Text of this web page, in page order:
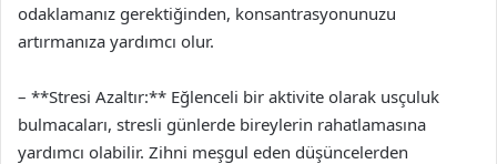
odaklamanız gerektiğinden, konsantrasyonunuzu
artırmanıza yardımcı olur.
– **Stresi Azaltır:** Eğlenceli bir aktivite olarak usçuluk
bulmacaları, stresli günlerde bireylerin rahatlamasına
yardımcı olabilir. Zihni meşgul eden düşüncelerden